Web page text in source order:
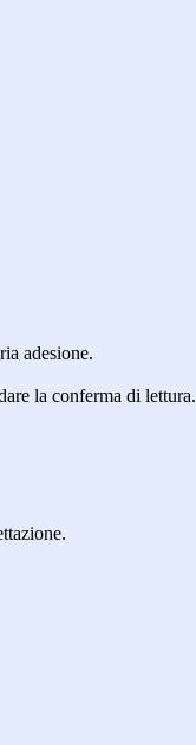
adesione.
la conferma di lettura.